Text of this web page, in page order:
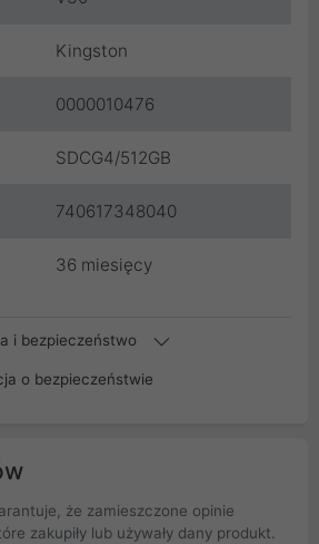
Kingston
0000010476
SDCG4/512GB
740617348040
36 miesięcy
i bezpieczeństwo
o bezpieczeństwie
że zamieszczone opinie
zakupiły lub używały dany produkt.